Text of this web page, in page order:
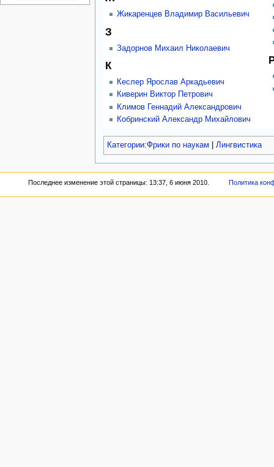
Жикаренцев Владимир Васильевич
З
Задорнов Михаил Николаевич
К
Кеслер Ярослав Аркадьевич
Киверин Виктор Петрович
Климов Геннадий Александрович
Кобринский Александр Михайлович
Категории:Фрики по наукам Лингвистика
Последнее изменение этой страницы: 13:37, 6 июня 2010. Политика